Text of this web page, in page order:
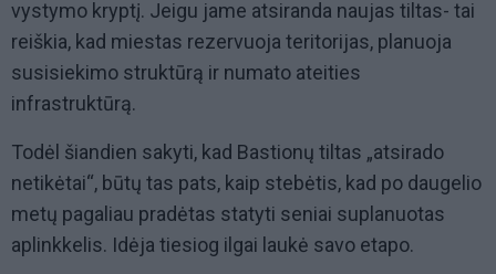
vystymo kryptį. Jeigu jame atsiranda naujas tiltas- tai
reiškia, kad miestas rezervuoja teritorijas, planuoja
susisiekimo struktūrą ir numato ateities
infrastruktūrą.
Todėl šiandien sakyti, kad Bastionų tiltas „atsirado
netikėtai“, būtų tas pats, kaip stebėtis, kad po daugelio
metų pagaliau pradėtas statyti seniai suplanuotas
aplinkkelis. Idėja tiesiog ilgai laukė savo etapo.